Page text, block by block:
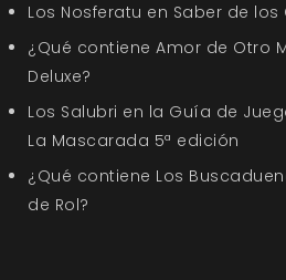
Los Nosferatu en Saber de los
¿Qué contiene Amor de Otro
Deluxe?
Los Salubri en la Guía de
La Mascarada 5ª edición
¿Qué contiene Los
de Rol?